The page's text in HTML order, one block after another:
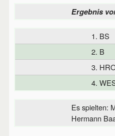
Ergebnis
1. BS
2. B
3.
4.
Es spielten:
Hermann